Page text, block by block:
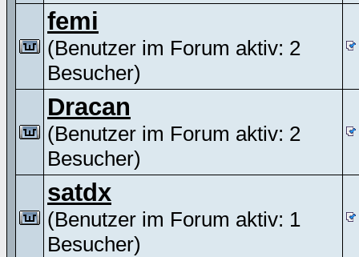
femi
(Benutzer im Forum aktiv: 2
Besucher)
Dracan
(Benutzer im Forum aktiv: 2
Besucher)
satdx
(Benutzer im Forum aktiv: 1
Besucher)